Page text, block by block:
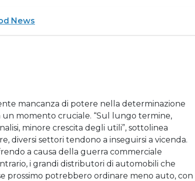
News
mancanza di potere nella determinazione
momento cruciale. “Sul lungo termine,
minore crescita degli utili”, sottolinea
diversi settori tendono a inseguirsi a vicenda.
a causa della guerra commerciale
i grandi distributori di automobili che
prossimo potrebbero ordinare meno auto, con